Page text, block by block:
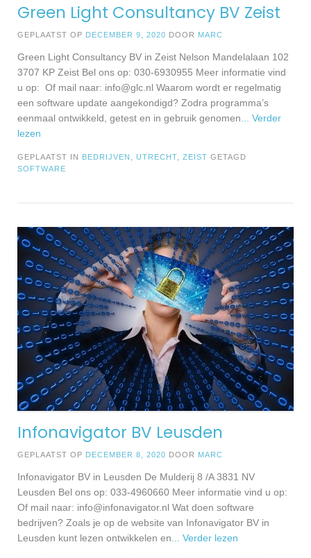
Green Light Consultancy BV Zeist
GEPLAATST OP DECEMBER 9, 2020 DOOR MARC
Green Light Consultancy BV in Zeist Nelson Mandelalaan 102
3707 KP Zeist Bel ons op: 030-6930955 Meer informatie vind
u op: Of mail naar: info@glc.nl Waarom wordt er regelmatig
een software update aangekondigd? Zodra programma’s
eenmaal ontwikkeld, getest en in gebruik genomen ... Verder
lezen
GEPLAATST IN BEDRIJVEN UTRECHT ZEIST GETAGD
SOFTWARE
Infonavigator BV Leusden
GEPLAATST OP DECEMBER 8, 2020 DOOR MARC
Infonavigator BV in Leusden De Mulderij 8 /A 3831 NV
Leusden Bel ons op: 033-4960660 Meer informatie vind u op:
Of mail naar: info@infonavigator.nl Wat doen software
bedrijven? Zoals je op de website van Infonavigator BV in
Leusden kunt lezen ontwikkelen en ... Verder lezen